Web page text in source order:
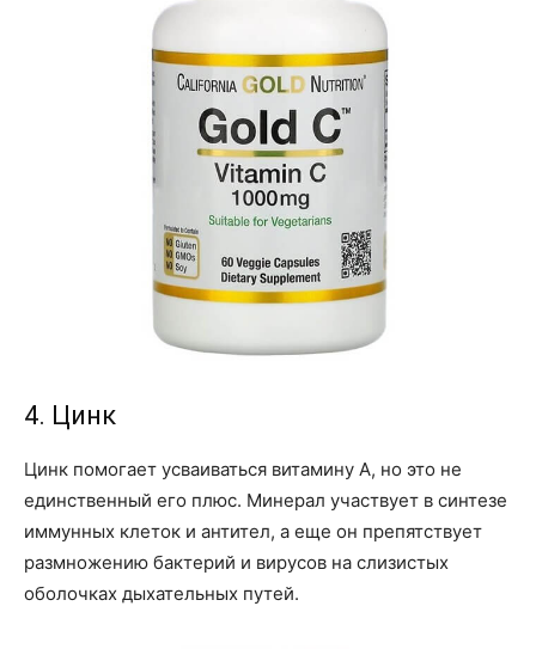
4. Цинк
Цинк помогает усваиваться витамину A, но это не
единственный его плюс. Минерал участвует в синтезе
иммунных клеток и антител, а еще он препятствует
размножению бактерий и вирусов на слизистых
оболочках дыхательных путей.